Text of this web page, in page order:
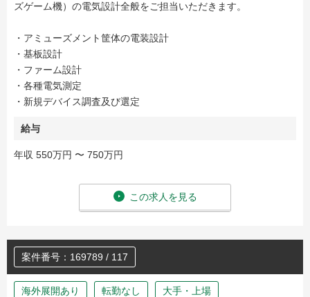
ズゲーム機）の電気設計全般をご担当いただきます。
・アミューズメント筐体の電装設計
・基板設計
・ファーム設計
・各種電気測定
・新規デバイス調査及び選定
給与
年収 550万円 〜 750万円
この求人を見る
案件番号：169789 / 117
海外展開あり 転勤なし 大手・上場